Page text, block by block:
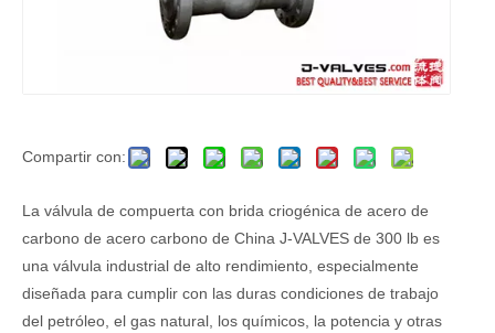
Compartir con:
La válvula de compuerta con brida criogénica de acero de
carbono de acero carbono de China J-VALVES de 300 lb es
una válvula industrial de alto rendimiento, especialmente
diseñada para cumplir con las duras condiciones de trabajo
del petróleo, el gas natural, los químicos, la potencia y otras